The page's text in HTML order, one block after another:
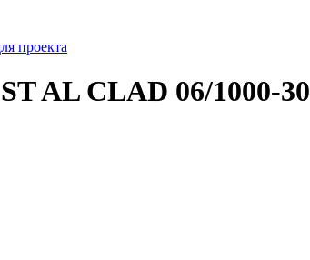
проекта
AL CLAD 06/1000-30